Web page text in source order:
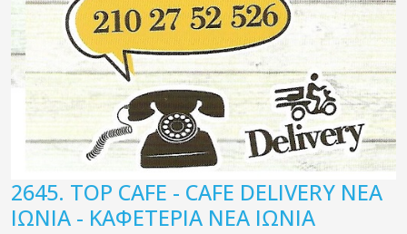
2645. TOP CAFE - CAFE DELIVERY ΝΕΑ
ΙΩΝΙΑ - ΚΑΦΕΤΕΡΙΑ ΝΕΑ ΙΩΝΙΑ